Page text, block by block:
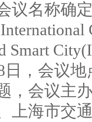
议名称确
Smart
，会议
，会议主
上海市交